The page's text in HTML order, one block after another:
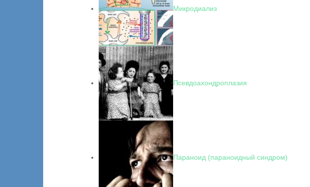
Микродиализ
Псевдоахондроплазия
Параноид (параноидный синдром)